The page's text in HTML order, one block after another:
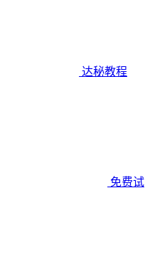
达秘教程
免费试